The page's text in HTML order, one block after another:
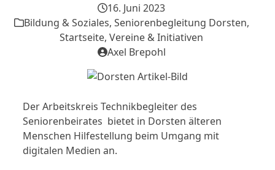
16. Juni 2023
Bildung & Soziales, Seniorenbegleitung Dorsten,
Startseite, Vereine & Initiativen
Axel Brepohl
Der Arbeitskreis Technikbegleiter des
Seniorenbeirates bietet in Dorsten älteren
Menschen Hilfestellung beim Umgang mit
digitalen Medien an.